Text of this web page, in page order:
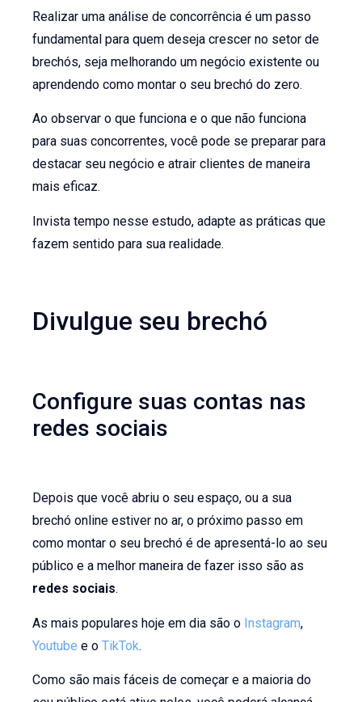
Realizar uma análise de concorrência é um passo
fundamental para quem deseja crescer no setor de
brechós, seja melhorando um negócio existente ou
aprendendo como montar o seu brechó do zero.
Ao observar o que funciona e o que não funciona
para suas concorrentes, você pode se preparar para
destacar seu negócio e atrair clientes de maneira
mais eficaz.
Invista tempo nesse estudo, adapte as práticas que
fazem sentido para sua realidade.
Divulgue seu brechó
Configure suas contas nas
redes sociais
Depois que você abriu o seu espaço, ou a sua
brechó online estiver no ar, o próximo passo em
como montar o seu brechó é de apresentá-lo ao seu
público e a melhor maneira de fazer isso são as
redes sociais.
As mais populares hoje em dia são o Instagram,
Youtube e oTikTok.
Como são mais fáceis de começar e a maioria do